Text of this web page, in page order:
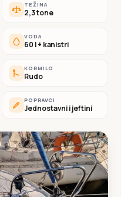
TEŽINA
2,3 tone
VODA
60 l + kanistri
KORMILO
Rudo
POPRAVCI
Jednostavni i jeftini